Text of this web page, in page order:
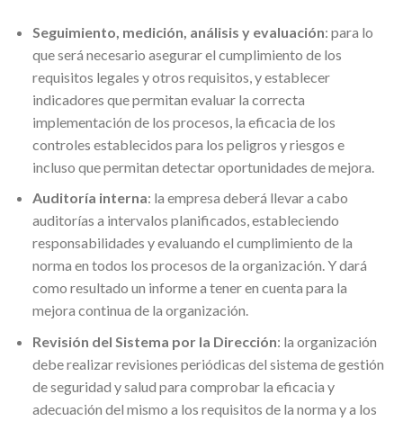
Seguimiento, medición, análisis y evaluación: para lo
que será necesario asegurar el cumplimiento de los
requisitos legales y otros requisitos, y establecer
indicadores que permitan evaluar la correcta
implementación de los procesos, la eficacia de los
controles establecidos para los peligros y riesgos e
incluso que permitan detectar oportunidades de mejora.
Auditoría interna: la empresa deberá llevar a cabo
auditorías a intervalos planificados, estableciendo
responsabilidades y evaluando el cumplimiento de la
norma en todos los procesos de la organización. Y dará
como resultado un informe a tener en cuenta para la
mejora continua de la organización.
Revisión del Sistema por la Dirección: la organización
debe realizar revisiones periódicas del sistema de gestión
de seguridad y salud para comprobar la eficacia y
adecuación del mismo a los requisitos de la norma y a los